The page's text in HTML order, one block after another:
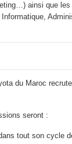
ainsi que les
du Maroc
seront :
tout son cycle